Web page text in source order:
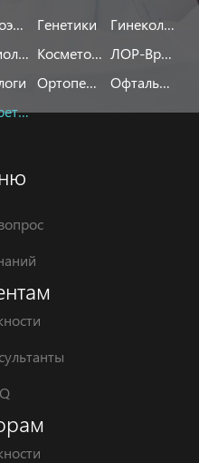
Гастроэнтерологи Генетики
Гинекологи
Кардиологи Косметологи
ЛОР-Врачи
Ортопеды
Офтальмологи
Смотреть все